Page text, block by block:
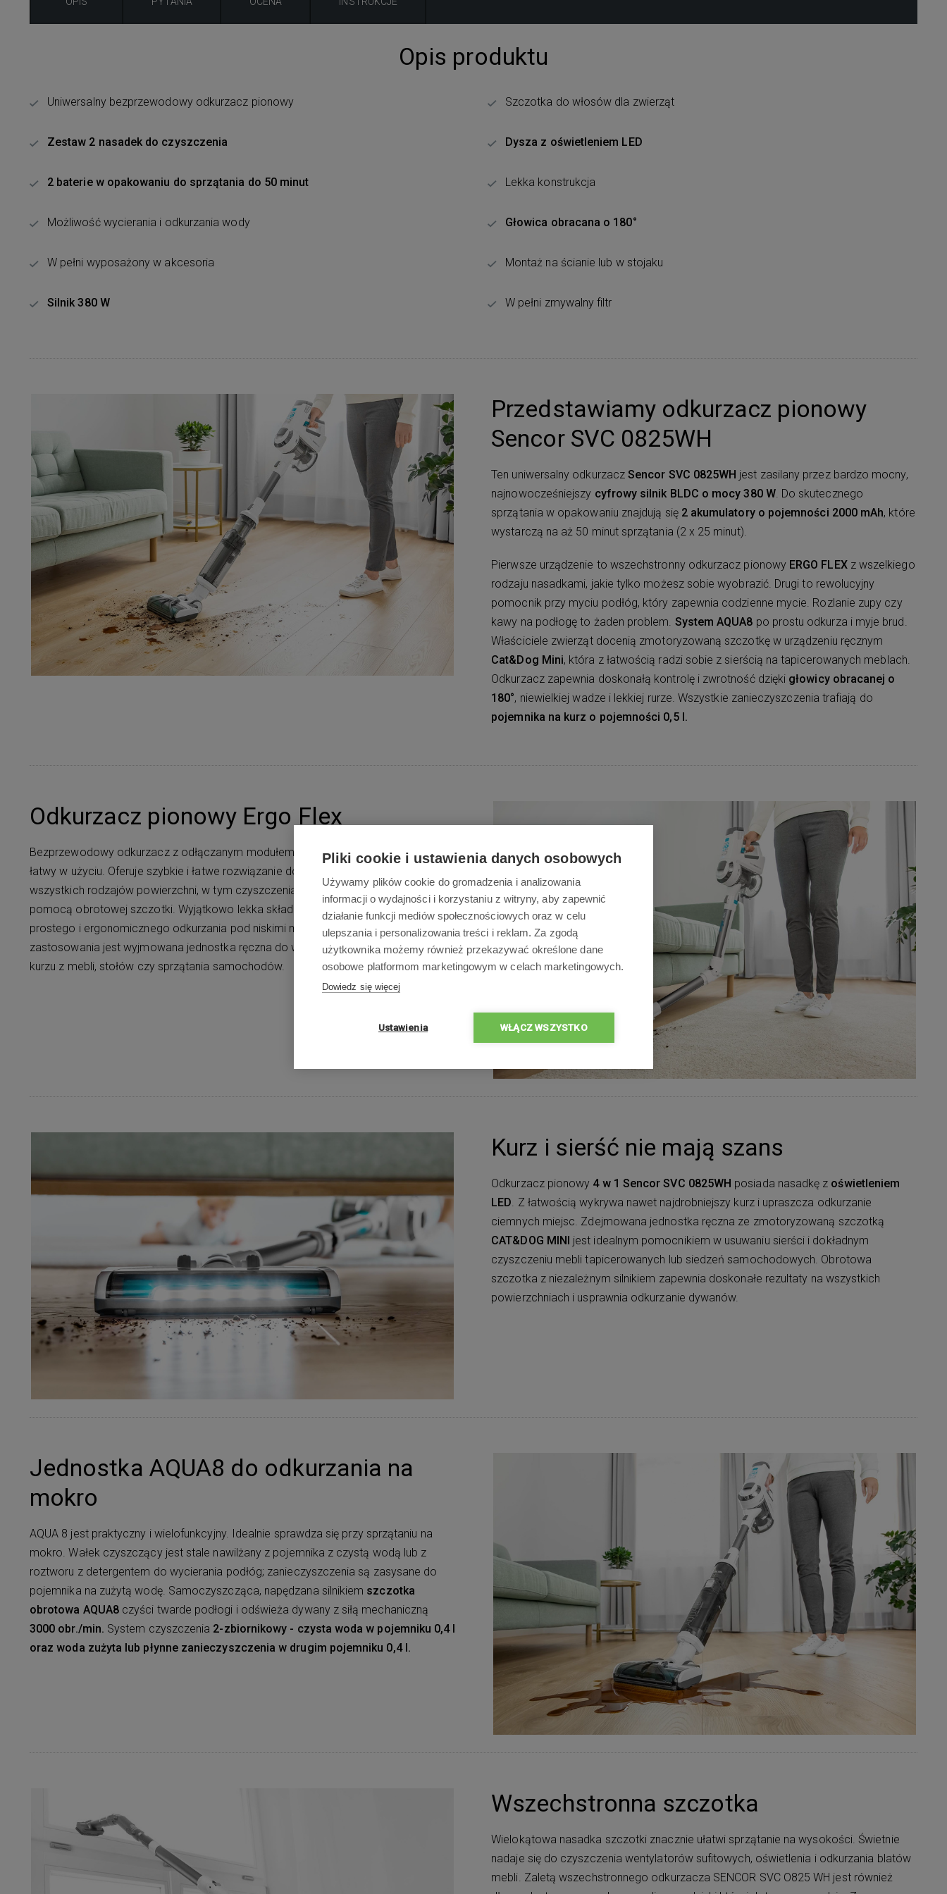
Opis produktu
Uniwersalny bezprzewodowy odkurzacz pionowy
Zestaw 2 nasadek do czyszczenia
2 baterie w opakowaniu do sprzątania do 50 minut
Możliwość wycierania i odkurzania wody
W pełni wyposażony w akcesoria
Silnik 380 W
Szczotka do włosów dla zwierząt
Dysza z oświetleniem LED
Lekka konstrukcja
Głowica obracana o 180°
Montaż na ścianie lub w stojaku
W pełni zmywalny filtr
Przedstawiamy odkurzacz pionowy
Sencor SVC 0825WH
Ten uniwersalny odkurzaczSencor SVC 0825WH jest zasilany przez bardzo mocny,
najnowocześniejszy cyfrowy silnik BLDC o mocy 380 W. Do skutecznego
sprzątania w opakowaniu znajdują się 2 akumulatory o pojemności 2000 mAh, które
wystarczą na aż 50 minut sprzątania (2 x 25 minut).
Pierwsze urządzenie to wszechstronny odkurzacz pionowy ERGO FLEXz wszelkiego
rodzaju nasadkami, jakie tylko możesz sobie wyobrazić. Drugi to rewolucyjny
pomocnik przy myciu podłóg, który zapewnia codzienne mycie. Rozlanie zupy czy
kawy na podłogę to żaden problem. System AQUA8 po prostu odkurza i myje brud.
Właściciele zwierząt docenią zmotoryzowaną szczotkę w urządzeniu ręcznym
Cat&Dog Mini, która z łatwością radzi sobie z sierścią na tapicerowanych meblach.
Odkurzacz zapewnia doskonałą kontrolę i zwrotność dzięki głowicy obracanej o
180°, niewielkiej wadze i lekkiej rurze. Wszystkie zanieczyszczenia trafiają do
pojemnika na kurz o pojemności 0,5 l.
Odkurzacz pionowy Ergo Flex
Bezprzewodowy odkurzacz z odłączanym modułem ręcznym. Jest lekki, cichy i
łatwy w użyciu. Oferuje szybkie i łatwe rozwiązanie do codziennego czyszczenia
wszystkich rodzajów powierzchni, w tym czyszczenia na mokro twardych podłóg za
pomocą obrotowej szczotki. Wyjątkowo lekka składana rura ERGO FLEX 90°
do
prostego i ergonomicznego odkurzania pod niskimi meblami. Inną możliwością
zastosowania jest wyjmowana jednostka ręczna do wygodnego usuwania brudu i
kurzu z mebli, stołów czy sprzątania samochodów.
Kurz i sierść nie mają szans
Odkurzacz pionowy 4 w 1 Sencor SVC 0825WH posiada nasadkę z oświetleniem
LED. Z łatwością wykrywa nawet najdrobniejszy kurz i upraszcza odkurzanie
ciemnych miejsc. Zdejmowana jednostka ręczna ze zmotoryzowaną szczotką
CAT&DOG MINI jest idealnym pomocnikiem w usuwaniu sierści i dokładnym
czyszczeniu mebli tapicerowanych lub siedzeń samochodowych. Obrotowa
szczotka z niezależnym silnikiem zapewnia doskonałe rezultaty na wszystkich
powierzchniach i usprawnia odkurzanie dywanów.
Jednostka AQUA8 do odkurzania na
mokro
AQUA 8 jest praktyczny i wielofunkcyjny. Idealnie sprawdza się przy sprzątaniu na
mokro. Wałek czyszczący jest stale nawilżany z pojemnika z czystą wodą lub z
roztworu z detergentem do wycierania podłóg; zanieczyszczenia są zasysane do
pojemnika na zużytą wodę. Samoczyszcząca, napędzana silnikiem szczotka
obrotowa AQUA8czyści twarde podłogi i odświeża dywany z siłą mechaniczną
3000 obr./min. System czyszczenia 2-zbiornikowy - czysta woda w pojemniku 0,4 l
oraz woda zużyta lub płynne zanieczyszczenia w drugim pojemniku 0,4 l.
Wszechstronna szczotka
Wielokątowa nasadka szczotki znacznie ułatwi sprzątanie na wysokości. Świetnie
nadaje się do czyszczenia wentylatorów sufitowych, oświetlenia i odkurzania blatów
mebli. Zaletą wszechstronnego odkurzacza SENCOR SVC O825 WH jest również
Pliki cookie i ustawienia danych osobowych
Używamy plików cookie do gromadzenia i analizowania
informacji o wydajności i korzystaniu z witryny, aby zapewnić
działanie funkcji mediów społecznościowych oraz w celu
ulepszania i personalizowania treści i reklam. Za zgodą
użytkownika możemy również przekazywać określone dane
osobowe platformom marketingowym w celach marketingowych.
Dowiedz się więcej
Ustawienia WŁĄCZ WSZYSTKO